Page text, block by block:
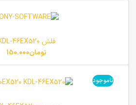
فلش KDL-46EX520
تومان150.000
ناموجود